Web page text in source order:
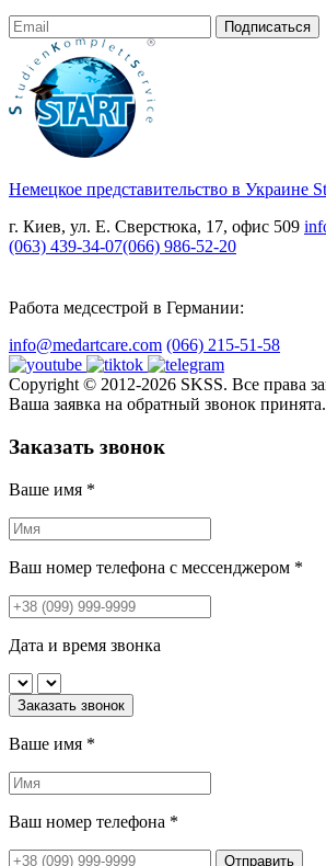
Подписаться
Немецкое представительство в Украине
г. Киев, ул. Е. Сверстюка, 17, офис 509
(063) 439-34-07(066) 986-52-20
Работа медсестрой в Германии:
info@medartcare.com (066) 215-51-58
Copyright © 2012-2026 SKSS. Все права
Ваша заявка на обратный звонок принята.
Заказать звонок
Ваше имя *
Ваш номер телефона с мессенджером *
Дата и время звонка
Заказать звонок
Ваше имя *
Ваш номер телефона *
Отправить